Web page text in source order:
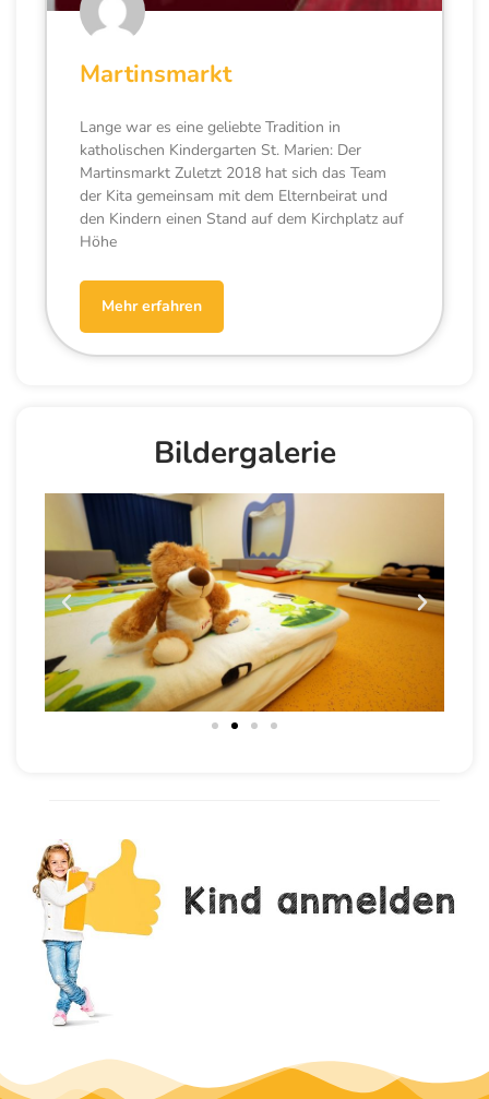
Martinsmarkt
Lange war es eine geliebte Tradition in
katholischen Kindergarten St. Marien: Der
Martinsmarkt Zuletzt 2018 hat sich das Team
der Kita gemeinsam mit dem Elternbeirat und
den Kindern einen Stand auf dem Kirchplatz auf
Höhe
Mehr erfahren
Bildergalerie